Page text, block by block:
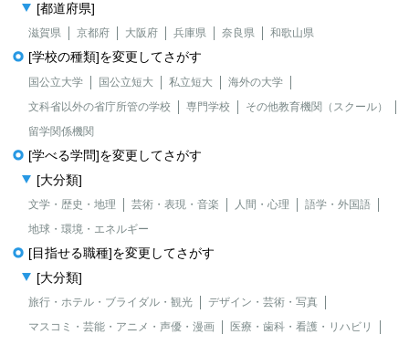
[都道府県]
滋賀県 京都府 大阪府 兵庫県 奈良県 和歌山県
[学校の種類]を変更してさがす
国公立大学 国公立短大 私立短大
海外の大学
文科省以外の省庁所管の学校
専門学校
その他教育機関（スクール）
留学関係機関
[学べる学問]を変更してさがす
[大分類]
文学・歴史・地理 芸術・表現・音楽 人間・心理
語学・外国語
地球・環境・エネルギー
[目指せる職種]を変更してさがす
[大分類]
旅行・ホテル・ブライダル・観光
デザイン・芸術・写真
マスコミ・芸能・アニメ・声優・漫画
医療・歯科・看護・リハビリ